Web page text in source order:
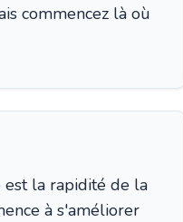
commencez là où
est la rapidité de la
à s'améliorer